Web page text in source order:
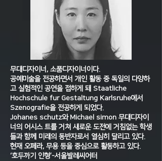
무대디자이너, 소품디자이너이다.
공예미술을 전공하면서 개인 활동 중 독일의 다양하
고 실험적인 공연을 접하게 돼 Staatliche
Hochschule fur Gestaltung Karlsruhe에서
Szenografie을 전공하게 되었다.
Johanes schutz와 Michael simon 무대디자이
너의 어시스 트를 거쳐 새로운 도전에 거침없는 학생
들과 함께 미래의 동반자로서 열심히 달리고 있다.
현재 오페라, 무용 등을 중심으로 활동하고 있다.
‘호두까기 인형’-서울발레씨어터